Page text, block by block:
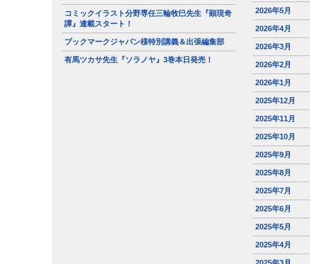
コミックイラスト分野専任三輪牧巳先生『顕現奇
譚』連載スタート！
ブックマークジャパン様特別講義＆出張編集部
有馬ツカサ先生『ソラノヤ』3巻本日発売！
2026年5月
2026年4月
2026年3月
2026年2月
2026年1月
2025年12月
2025年11月
2025年10月
2025年9月
2025年8月
2025年7月
2025年6月
2025年5月
2025年4月